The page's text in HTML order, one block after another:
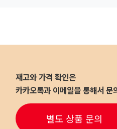
재고와 가격 확인은
카카오톡과 이메일을 통해서 문
별도 상품 문의